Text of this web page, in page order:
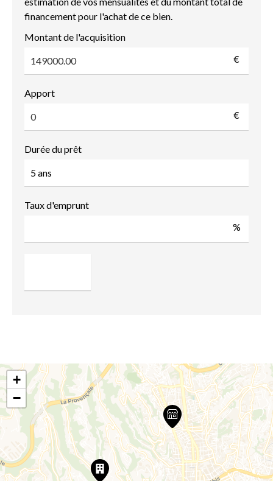
financement pour l'achat de ce bien.
Montant de l'acquisition
€
Apport
€
Durée du prêt
Taux d'emprunt
%
+
−